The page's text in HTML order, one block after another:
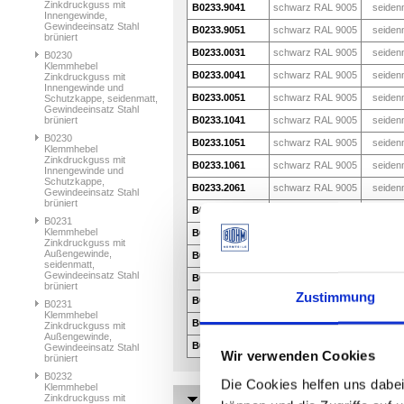
Zustimmung
Wir verwenden Cookies
Die Cookies helfen uns
Zinkdruckguss mit
Innengewinde,
Gewindeeinsatz Stahl
brüniert
B0230
Klemmhebel
Zinkdruckguss mit
Innengewinde und
Schutzkappe, seidenmatt,
Gewindeeinsatz Stahl
brüniert
B0230
Klemmhebel
Zinkdruckguss mit
Innengewinde und
Schutzkappe,
Gewindeeinsatz Stahl
brüniert
B0231
Klemmhebel
Zinkdruckguss mit
Außengewinde,
seidenmatt,
Gewindeeinsatz Stahl
brüniert
B0231
Klemmhebel
Zinkdruckguss mit
Außengewinde,
Gewindeeinsatz Stahl
brüniert
B0232
Klemmhebel
Zinkdruckguss mit
B0233.9041
schwarz RAL 9005
B0233.9051
schwarz RAL 9005
B0233.0031
schwarz RAL 9005
B0233.0041
schwarz RAL 9005
B0233.0051
schwarz RAL 9005
B0233.1041
schwarz RAL 9005
B0233.1051
schwarz RAL 9005
B0233.1061
schwarz RAL 9005
B0233.2061
schwarz RAL 9005
B0233.2081
B0233.3081
B0233.3101
B0233.4101
B0233.4121
schwarz RAL 9005
B0233.5121
schwarz RAL 9005
B0233.5161
Klemmhebel Zink mit